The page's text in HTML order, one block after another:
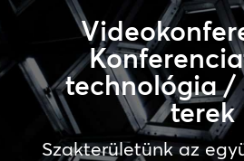
technológia /
terek
Szakterületünk az